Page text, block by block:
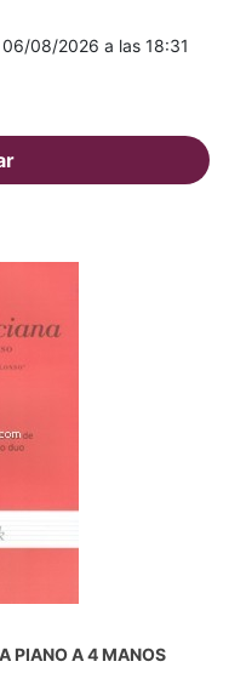
08/2026 a las 18:31
PIANO A 4 MANOS